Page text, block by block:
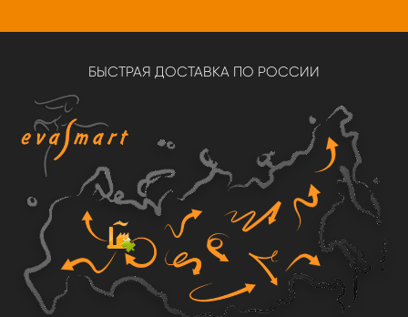
БЫСТРАЯ ДОСТАВКА ПО РОССИИ